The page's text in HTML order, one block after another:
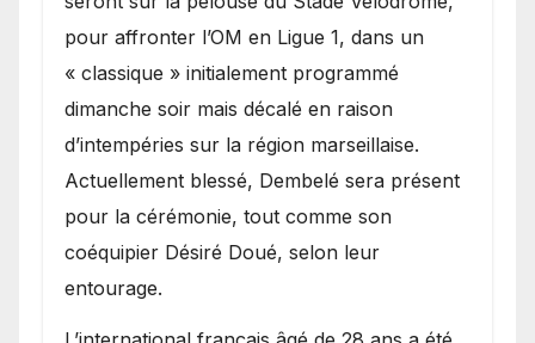
pour affronter l’OM en Ligue 1, dans un
« classique » initialement programmé
dimanche soir mais décalé en raison
d’intempéries sur la région marseillaise.
Actuellement blessé, Dembelé sera présent
pour la cérémonie, tout comme son
coéquipier Désiré Doué, selon leur
entourage.